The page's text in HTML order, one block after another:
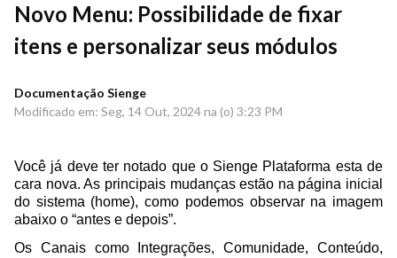
Novo Menu: Possibilidade de fixar
itens e personalizar seus módulos
Documentação Sienge
Modificado em: Seg, 14 Out, 2024 na (o) 3:23 PM
Você já deve ter notado que o Sienge Plataforma esta de
cara nova. As principais mudanças estão na página inicial
do sistema (home), como podemos observar na imagem
abaixo o “antes e depois”.
Os Canais como Integrações, Comunidade, Conteúdo,